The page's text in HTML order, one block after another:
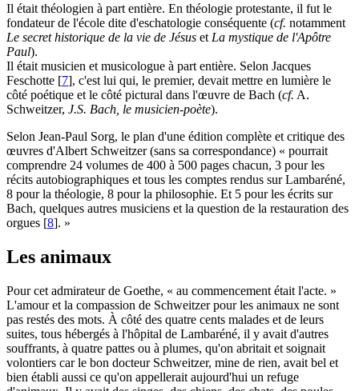
Il était théologien à part entière. En théologie protestante, il fut le
fondateur de l'école dite d'eschatologie conséquente (cf. notamment
Le secret historique de la vie de Jésus et La mystique de l'Apôtre
Paul).
Il était musicien et musicologue à part entière. Selon Jacques
Feschotte [7], c'est lui qui, le premier, devait mettre en lumière le
côté poétique et le côté pictural dans l'œuvre de Bach (cf. A.
Schweitzer, J.S. Bach, le musicien-poète).
Selon Jean-Paul Sorg, le plan d'une édition complète et critique des
œuvres d'Albert Schweitzer (sans sa correspondance) « pourrait
comprendre 24 volumes de 400 à 500 pages chacun, 3 pour les
récits autobiographiques et tous les comptes rendus sur Lambaréné,
8 pour la théologie, 8 pour la philosophie. Et 5 pour les écrits sur
Bach, quelques autres musiciens et la question de la restauration des
orgues [8]. »
Les animaux
Pour cet admirateur de Goethe, « au commencement était l'acte. »
L'amour et la compassion de Schweitzer pour les animaux ne sont
pas restés des mots. À côté des quatre cents malades et de leurs
suites, tous hébergés à l'hôpital de Lambaréné, il y avait d'autres
souffrants, à quatre pattes ou à plumes, qu'on abritait et soignait
volontiers car le bon docteur Schweitzer, mine de rien, avait bel et
bien établi aussi ce qu'on appellerait aujourd'hui un refuge